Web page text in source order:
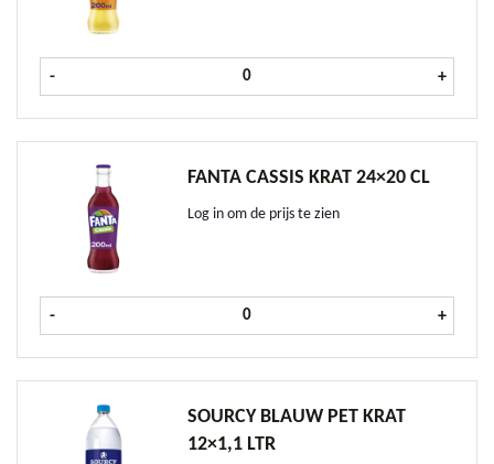
- Fanta Orange krat 24x20 cl aantal
+
FANTA CASSIS KRAT 24×20 CL
Log in om de prijs te zien
- Fanta Cassis krat 24x20 cl aantal
+
SOURCY BLAUW PET KRAT
12×1,1 LTR